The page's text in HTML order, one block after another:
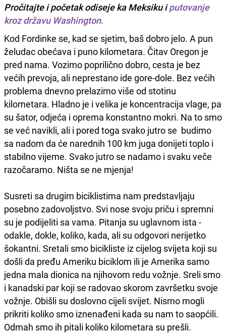
Pročitajte i početak odiseje ka Meksiku iputovanje
kroz državu Washington.
Kod Fordinke se, kad se sjetim, baš dobro jelo. A pun
želudac obećava i puno kilometara. Čitav Oregon je
pred nama. Vozimo poprilično dobro, cesta je bez
većih prevoja, ali neprestano ide gore-dole. Bez većih
problema dnevno prelazimo više od stotinu
kilometara. Hladno je i velika je koncentracija vlage, pa
su šator, odjeća i oprema konstantno mokri. Na to smo
se već navikli, ali i pored toga svako jutro se budimo
sa nadom da će narednih 100 km juga donijeti toplo i
stabilno vijeme. Svako jutro se nadamo i svaku veče
razočaramo. Ništa se ne mjenja!
Susreti sa drugim biciklistima nam predstavljaju
posebno zadovoljstvo. Svi nose svoju priču i spremni
su je podijeliti sa vama. Pitanja su uglavnom ista -
odakle, dokle, koliko, kada, ali su odgovori nerijetko
šokantni. Sretali smo bicikliste iz cijelog svijeta koji su
došli da pređu Ameriku biciklom ili je Amerika samo
jedna mala dionica na njihovom redu vožnje. Sreli smo
i kanadski par koji se radovao skorom završetku svoje
vožnje. Obišli su doslovno cijeli svijet. Nismo mogli
prikriti koliko smo iznenađeni kada su nam to saopćili.
Odmah smo ih pitali koliko kilometara su prešli.